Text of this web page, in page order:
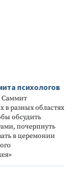
психологов
Саммит
в разных областях
обсудить
почерпнуть
в церемонии